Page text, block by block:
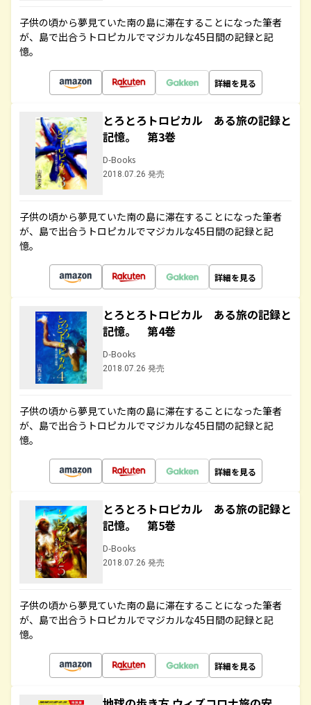
子供の頃から夢見ていた南の島に滞在することになった筆者
が、島で出合うトロピカルでマジカルな45日間の記録と記
憶。
詳細を見る
とろとろトロピカル ある旅の記録と
記憶。 第3巻
D-Books
2018.07.26 発売
子供の頃から夢見ていた南の島に滞在することになった筆者
が、島で出合うトロピカルでマジカルな45日間の記録と記
憶。
詳細を見る
とろとろトロピカル ある旅の記録と
記憶。 第4巻
D-Books
2018.07.26 発売
子供の頃から夢見ていた南の島に滞在することになった筆者
が、島で出合うトロピカルでマジカルな45日間の記録と記
憶。
詳細を見る
とろとろトロピカル ある旅の記録と
記憶。 第5巻
D-Books
2018.07.26 発売
子供の頃から夢見ていた南の島に滞在することになった筆者
が、島で出合うトロピカルでマジカルな45日間の記録と記
憶。
詳細を見る